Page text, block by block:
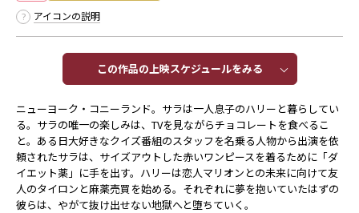
アイコンの説明
この作品の上映スケジュールをみる​​
ニューヨーク・コニーランド。サラは一人息子のハリーと暮らしてい
る。サラの唯一の楽しみは、TVを見ながらチョコレートを食べるこ
と。ある日大好きなクイズ番組のスタッフを名乗る人物から出演を依
頼されたサラは、サイズアウトした赤いワンピースを着るために「ダ
イエット薬」に手を出す。ハリーは恋人マリオンとの未来に向けて友
人のタイロンと麻薬売買を始める。それぞれに夢を抱いていたはずの
彼らは、やがて抜け出せない地獄へと堕ちていく――。